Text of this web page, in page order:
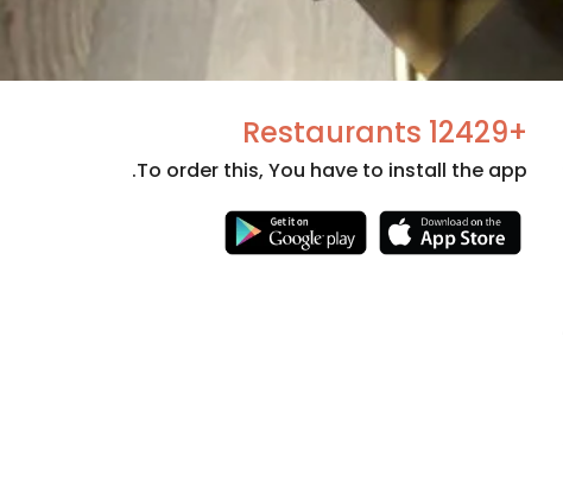
+12429 Restaurants
To order this, You have to install the app.